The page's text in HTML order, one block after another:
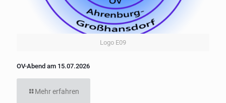
Logo E09
OV-Abend am 15.07.2026
Mehr erfahren